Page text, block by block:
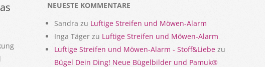
NEUESTE KOMMENTARE
Sandra zu Luftige Streifen und Möwen-Alarm
Inga Täger zu Luftige Streifen und Möwen-Alarm
Luftige Streifen und Möwen-Alarm - Stoff&Liebe zu
Bügel Dein Ding! Neue Bügelbilder und Pamuk®